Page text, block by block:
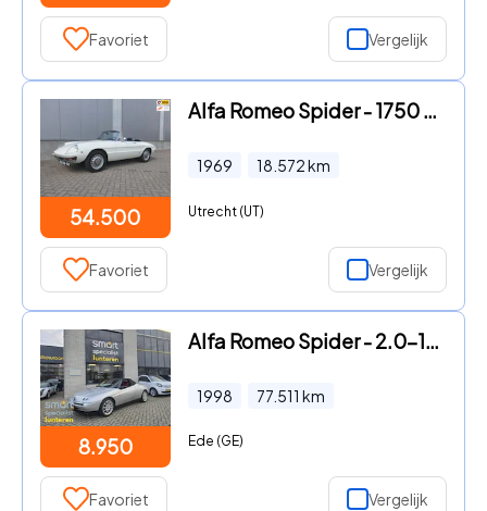
Favoriet Vergelijk
54.500
Alfa Romeo Spider - 1750 Bianco Spino
1969 18.572km
Utrecht (UT)
Favoriet Vergelijk
8.950
Alfa Romeo Spider - 2.0-16V T.Spark in super staat
1998 77.511 km
Ede (GE)
Favoriet Vergelijk